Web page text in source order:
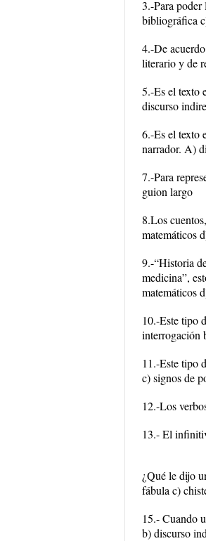
3.-Para poder
bibliográfica
4.-De
literario y de
5.-Es el texto
discurso
6.-Es el texto
narrador. A)
7.-Para
guion largo
8.Los
matemáticos
9.-“Historia
medicina”,
matemáticos
10.-Este tipo
interrogación
11.-Este tipo
c) signos de
12.-Los
13.- El
¿Qué le dijo
fábula c)
15.- Cuando
b) discurso